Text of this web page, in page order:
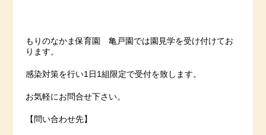
もりのなかま保育園 亀戸園では園見学を受け付けてお
ります。
感染対策を行い1日1組限定で受付を致します。
お気軽にお問合せ下さい。
【問い合わせ先】